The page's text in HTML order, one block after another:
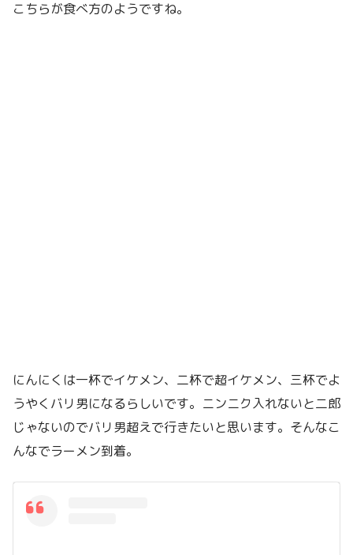
こちらが食べ方のようですね。
にんにくは一杯でイケメン、二杯で超イケメン、三杯でよ
うやくバリ男になるらしいです。ニンニク入れないと二郎
じゃないのでバリ男超えで行きたいと思います。そんなこ
んなでラーメン到着。